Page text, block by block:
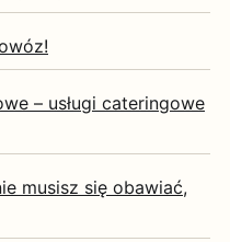
– usługi cateringowe
musisz się obawiać,